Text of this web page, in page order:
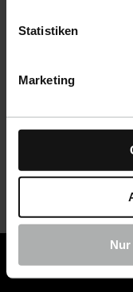
Statistiken
Marketing